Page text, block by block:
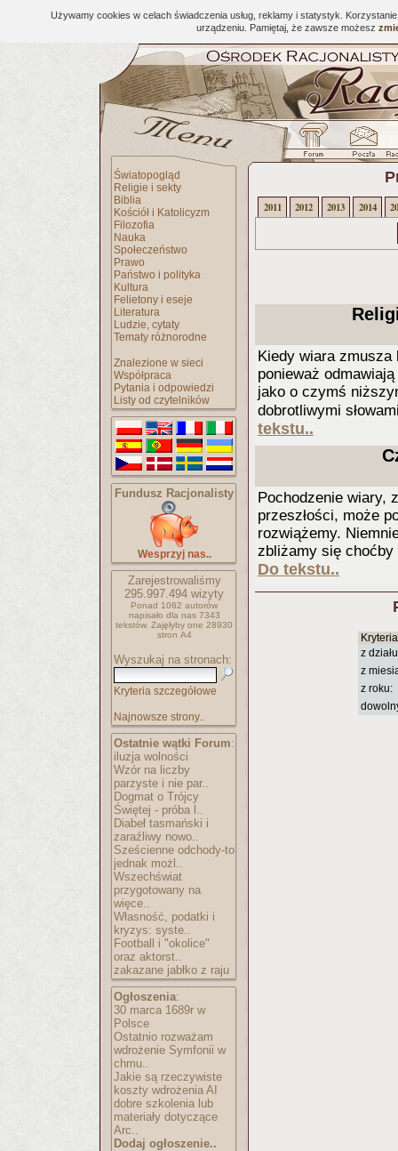
Używamy cookies w celach świadczenia usług, reklamy i statystyk.
urządzeniu. Pamiętaj, że zawsze możesz
Światopogląd
Religie i sekty
Biblia
Kościół i Katolicyzm
Filozofia
Nauka
Społeczeństwo
Prawo
Państwo i polityka
Kultura
Felietony i eseje
Literatura
Ludzie, cytaty
Tematy różnorodne
Znalezione w sieci
Współpraca
Pytania i odpowiedzi
Listy od czytelników
Fundusz Racjonalisty
Wesprzyj nas..
Zarejestrowaliśmy
295.997.494 wizyty
Ponad 1062 autorów
napisało dla nas 7343
tekstów. Zajęłyby one 28930
stron A4
Wyszukaj na stronach:
Kryteria szczegółowe
Najnowsze strony..
Ostatnie wątki Forum:
iluzja wolności
Wzór na liczby
parzyste i nie par..
Dogmat o Trójcy
Świętej - próba l..
Diabeł tasmański i
zaraźliwy nowo..
Sześcienne odchody-to
jednak możl..
Wszechświat
przygotowany na
więce..
Własność, podatki i
kryzys: syste..
Football i "okolice"
oraz aktorst..
zakazane jabłko z raju
Ogłoszenia:
30 marca 1689r w
Polsce
Ostatnio rozważam
wdrożenie Symfonii w
chmu..
Jakie są rzeczywiste
koszty wdrożenia AI
dobre szkolenia lub
materiały dotyczące
Arc..
Dodaj ogłoszenie..
2011 2012 2013 2014
Kiedy wiara zmusza
ponieważ
jako o czymś
dobrotliwymi
tekstu..
Pochodzenie wiary,
przeszłości, może
rozwiążemy.
zbliżamy się choćby
Do tekstu..
z
z
z roku: